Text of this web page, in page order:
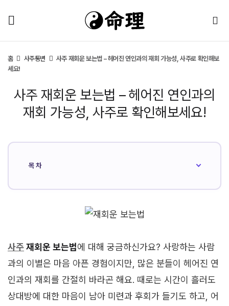
홈 사주통변
사주 재회운 보는법 – 헤어진 연인과의 재회 가능성, 사주로 확인해보
세요!
사주 재회운 보는법 – 헤어진 연인과의
재회 가능성, 사주로 확인해보세요!
목차
사주재회운 보는법에 대해 궁금하신가요? 사랑하는 사람
과의 이별은 마음 아픈 경험이지만, 많은 분들이 헤어진 연
인과의 재회를 간절히 바라곤 해요. 때로는 시간이 흘러도
상대방에 대한 마음이 남아 미련과 후회가 들기도 하고, 어